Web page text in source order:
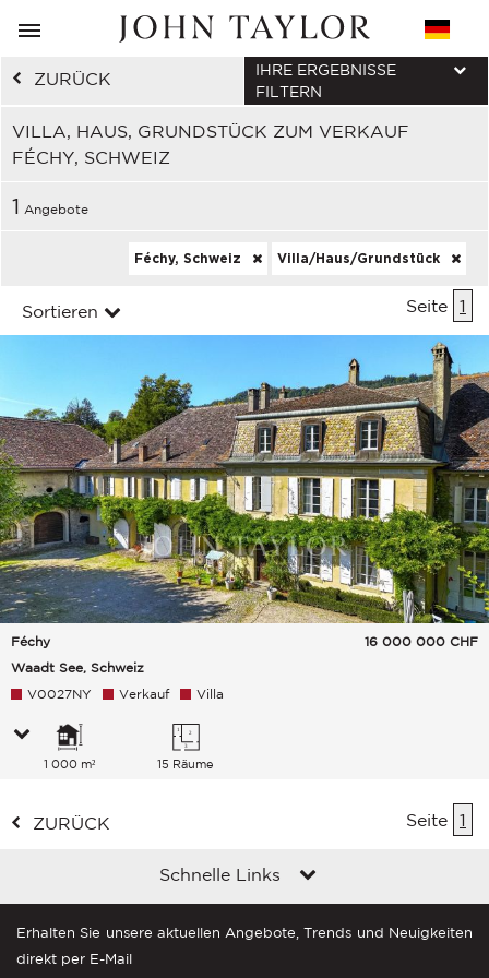
ZURÜCK
VILLA, HAUS, GRUNDSTÜCK ZUM VERKAUF
FÉCHY, SCHWEIZ
IHRE ERGEBNISSE
FILTERN
1 Angebote
Féchy, Schweiz Villa/Haus/Grundstück
Sortieren Seite 1
Féchy
Waadt See, Schweiz
16 000 000 CHF
V0027NY Verkauf Villa
1 000 m² 15 Räume
ZURÜCK Seite 1
Schnelle Links
Erhalten Sie unsere aktuellen Angebote, Trends und Neuigkeiten
direkt per E-Mail